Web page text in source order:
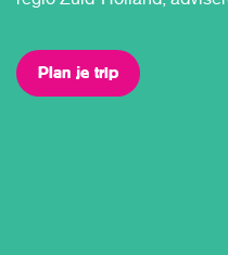
Plan je trip